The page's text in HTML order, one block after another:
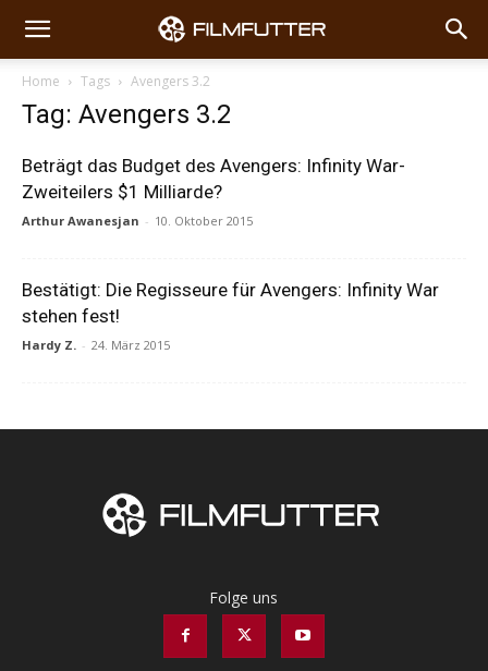
Home Tags Avengers 3.2
Tag: Avengers 3.2
Beträgt das Budget des Avengers: Infinity War-
Zweiteilers $1 Milliarde?
Arthur Awanesjan - 10. Oktober 2015
Bestätigt: Die Regisseure für Avengers: Infinity War
stehen fest!
Hardy Z. - 24. März 2015
Folge uns